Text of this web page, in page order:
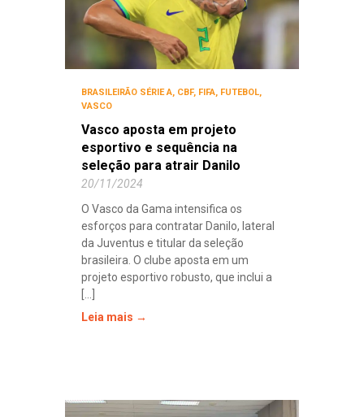
BRASILEIRÃO SÉRIE A, CBF, FIFA, FUTEBOL,
VASCO
Vasco aposta em projeto
esportivo e sequência na
seleção para atrair Danilo
20/11/2024
O Vasco da Gama intensifica os
esforços para contratar Danilo, lateral
da Juventus e titular da seleção
brasileira. O clube aposta em um
projeto esportivo robusto, que inclui a
[...]
Leia mais →